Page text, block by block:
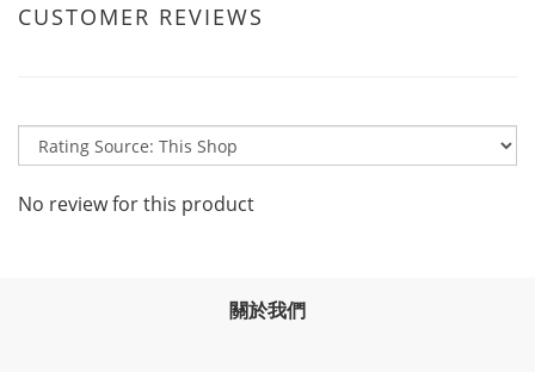
CUSTOMER REVIEWS
No review for this product
關於我們